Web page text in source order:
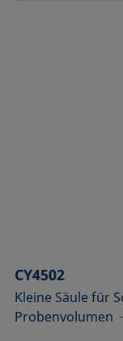
CY4502
Kleine Säule für
Probenvolumen